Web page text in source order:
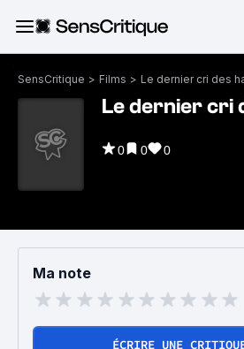
SensCritique > Films > Le dernier cri des
Le dernier cri
0 0 0
Ma note
ÉCRIRE UNE